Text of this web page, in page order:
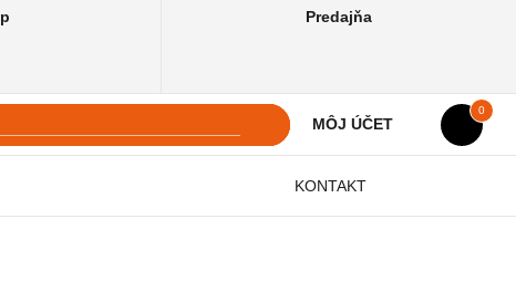
Predajňa
MÔJ ÚČET
0
KONTAKT